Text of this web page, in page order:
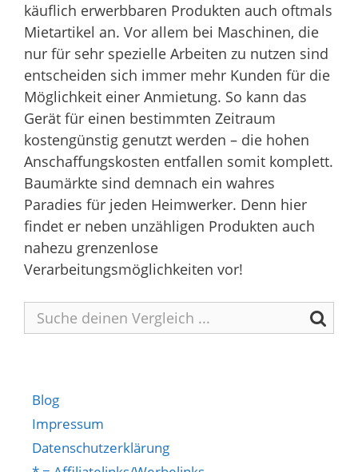
käuflich erwerbbaren Produkten auch oftmals
Mietartikel an. Vor allem bei Maschinen, die
nur für sehr spezielle Arbeiten zu nutzen sind
entscheiden sich immer mehr Kunden für die
Möglichkeit einer Anmietung. So kann das
Gerät für einen bestimmten Zeitraum
kostengünstig genutzt werden – die hohen
Anschaffungskosten entfallen somit komplett.
Baumärkte sind demnach ein wahres
Paradies für jeden Heimwerker. Denn hier
findet er neben unzähligen Produkten auch
nahezu grenzenlose
Verarbeitungsmöglichkeiten vor!
Blog
Impressum
Datenschutzerklärung